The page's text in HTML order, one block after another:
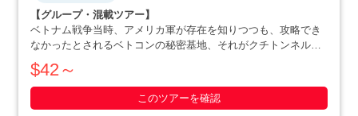
【グループ・混載ツアー】
ベトナム戦争当時、アメリカ軍が存在を知りつつも、攻略でき
なかったとされるベトコンの秘密基地、それがクチトンネルで
す。小柄な体格を活かした戦略で、アメリカ軍を撃退にまで追
いやったベトナム人の作戦の数々や彼らの暮らしぶりを追体験
できます。ホーチミン滞在最終日や、午後か・・・・・
$42～
このツアーを確認